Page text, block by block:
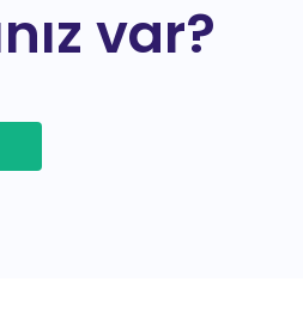
var?